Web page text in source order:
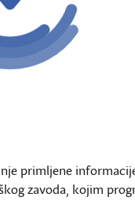
primljene
zavoda, kojim